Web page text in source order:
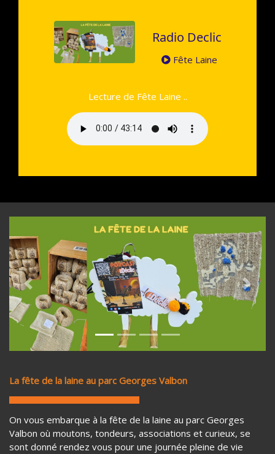
Radio Declic
Fête Laine
Lecture de Fête Laine ..
Previous Next
La fête de la laine au parc Georges Valbon
On vous embarque à la fête de la laine au parc Georges
Valbon où moutons, tondeurs, associations et curieux, se
sont donné rendez vous pour une journée pleine de vie